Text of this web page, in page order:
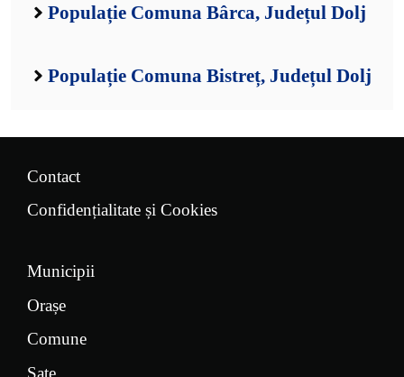
Populație Comuna Bârca, Județul Dolj
Populație Comuna Bistreț, Județul Dolj
Contact
Confidențialitate și Cookies
Municipii
Orașe
Comune
Sate